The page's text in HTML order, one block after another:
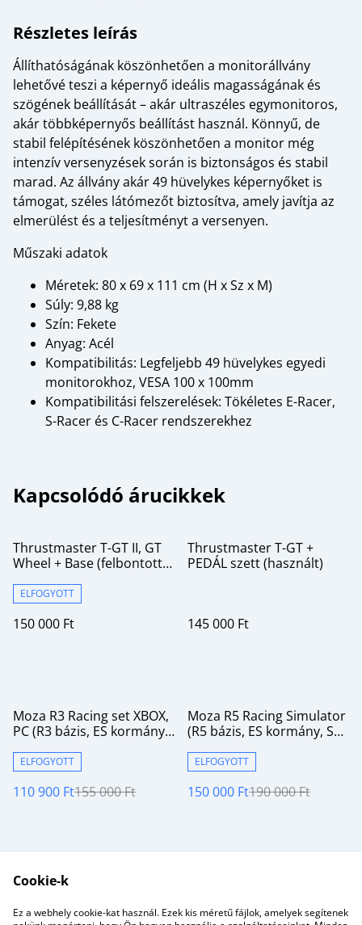
Részletes leírás
Állíthatóságának köszönhetően a monitorállvány
lehetővé teszi a képernyő ideális magasságának és
szögének beállítását – akár ultraszéles egymonitoros,
akár többképernyős beállítást használ. Könnyű, de
stabil felépítésének köszönhetően a monitor még
intenzív versenyzések során is biztonságos és stabil
marad. Az állvány akár 49 hüvelykes képernyőket is
támogat, széles látómezőt biztosítva, amely javítja az
elmerülést és a teljesítményt a versenyen.
Műszaki adatok
Méretek: 80 x 69 x 111 cm (H x Sz x M)
Súly: 9,88 kg
Szín: Fekete
Anyag: Acél
Kompatibilitás: Legfeljebb 49 hüvelykes egyedi
monitorokhoz, VESA 100 x 100mm
Kompatibilitási felszerelések: Tökéletes E-Racer,
S-Racer és C-Racer rendszerekhez
Kapcsolódó árucikkek
Thrustmaster T-GT II, GT
Wheel + Base (felbontott,
ELFOGYOTT
150 000 Ft
Thrustmaster T-GT +
PEDÁL szett (használt)
145 000 Ft
%
Moza R3 Racing set XBOX,
PC (R3 bázis, ES kormány,
ELFOGYOTT
110 900 Ft155 000 Ft
%
Moza R5 Racing Simulator
(R5 bázis, ES kormány, SR-
doboz kipróbálásra)
ELFOGYOTT
150 000 Ft190 000 Ft
Cookie-k
Ez a webhely cookie-kat használ. Ezek kis méretű fájlok, amelyek segítenek